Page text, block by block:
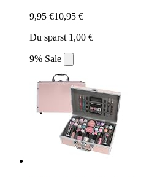
9,95 €10,95 €
Du sparst 1,00 €
9% Sale